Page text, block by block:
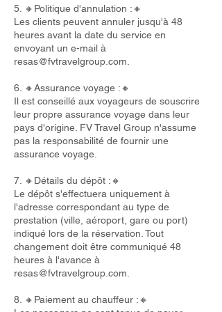
5. 🔸Politique d'annulation :🔸
Les clients peuvent annuler jusqu'à 48
heures avant la date du service en
envoyant un e-mail à
resas@fvtravelgroup.com
6. 🔸Assurance voyage :🔸
Il est conseillé aux voyageurs de souscrire
leur propre assurance voyage dans leur
pays d'origine. FV Travel Group n'assume
pas la responsabilité de fournir une
assurance voyage.
7. 🔸Détails du dépôt :🔸
Le dépôt s'effectuera uniquement à
l'adresse correspondant au type de
prestation (ville, aéroport, gare ou port)
indiqué lors de la réservation. Tout
changement doit être communiqué 48
heures à l'avance à
resas@fvtravelgroup.com
8. 🔸Paiement au chauffeur :🔸